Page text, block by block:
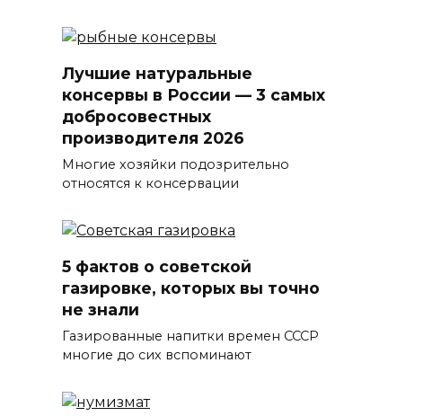
Лучшие натуральные
консервы в России — 3 самых
добросовестных
производителя 2026
Многие хозяйки подозрительно
относятся к консервации
5 фактов о советской
газировке, которых вы точно
не знали
Газированные напитки времен СССР
многие до сих вспоминают